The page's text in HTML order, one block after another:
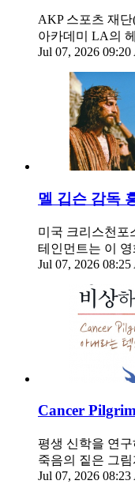
AKP 스포츠 재
아카데미 LA의
Jul 07, 2026
멜 깁슨 감독
미국 크리스천포
테인먼트는 이
Jul 07, 2026
Cancer
평생 신학을 연
죽음의 짙은 그
Jul 07, 2026